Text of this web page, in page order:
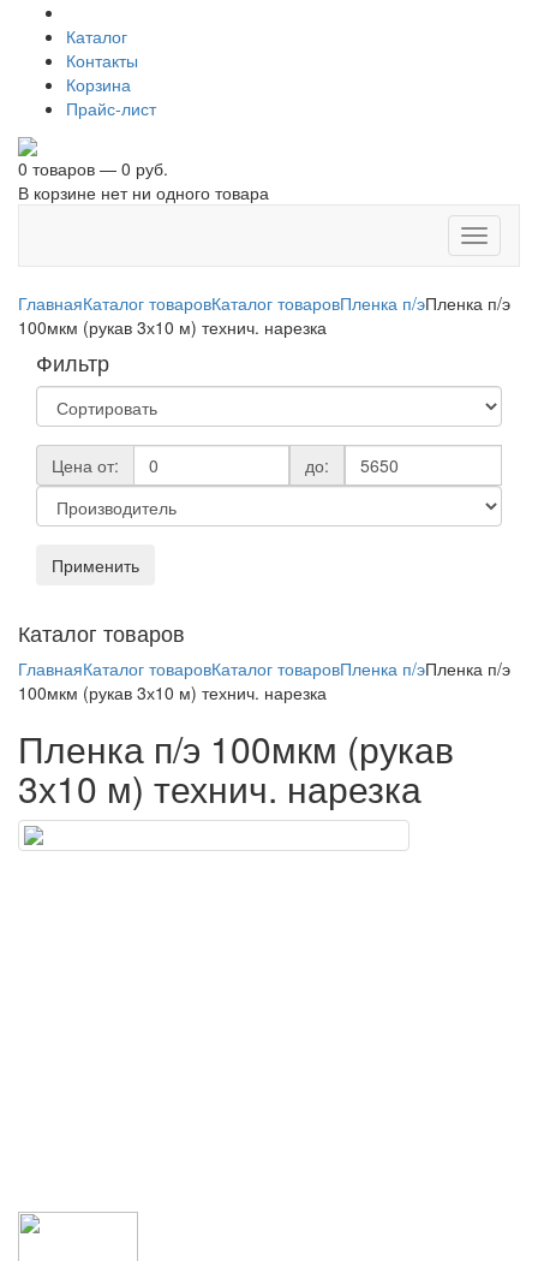
Каталог
Контакты
Корзина
Прайс-лист
0 товаров — 0 руб.
В корзине нет ни одного товара
Toggle
ГлавнаяКаталог товаровКаталог товаровПленка п/эПленка п/э
100мкм (рукав 3х10 м) технич. нарезка
Фильтр
Цена от: до:
Применить
Каталог товаров
ГлавнаяКаталог товаровКаталог товаровПленка п/эПленка п/э
100мкм (рукав 3х10 м) технич. нарезка
Пленка п/э 100мкм (рукав
3х10 м) технич. нарезка